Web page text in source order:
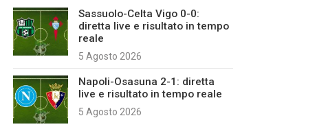
Sassuolo-Celta Vigo 0-0:
diretta live e risultato in tempo
reale
5 Agosto 2026
Napoli-Osasuna 2-1: diretta
live e risultato in tempo reale
5 Agosto 2026